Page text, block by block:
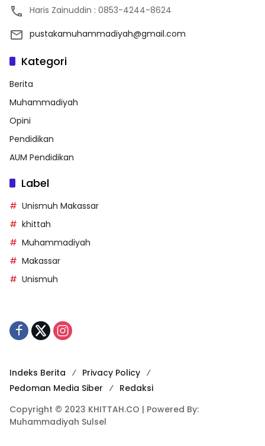
Haris Zainuddin : 0853-4244-8624
pustakamuhammadiyah@gmail.com
Kategori
Berita
Muhammadiyah
Opini
Pendidikan
AUM Pendidikan
Label
Unismuh Makassar
khittah
Muhammadiyah
Makassar
Unismuh
Indeks Berita
Privacy Policy
Pedoman Media Siber
Redaksi
Copyright © 2023 KHITTAH.CO | Powered By:
Muhammadiyah Sulsel